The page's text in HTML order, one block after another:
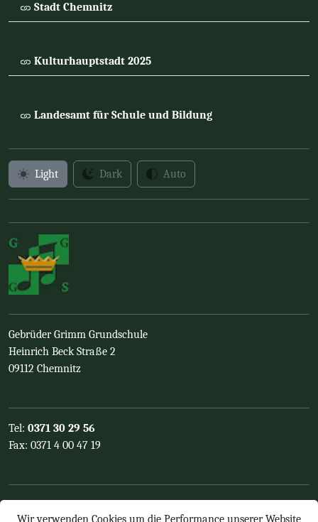
Stadt Chemnitz
Kulturhauptstadt 2025
Landesamt für Schule und Bildung
Light Dark Auto
Gebrüder Grimm Grundschule
Heinrich Beck Straße 2
09112 Chemnitz
Tel: 0371 30 29 56
Fax: 0371 4 00 47 19
Wir verwenden Cookies um die Performance unserer Website